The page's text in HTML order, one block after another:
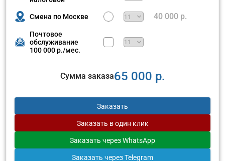
Смена по Москве 40 000 р.
Почтовое
обслуживание
100 000 р./мес.
Сумма заказа65 000 р.
Заказать
Заказать в один клик
Заказать через WhatsApp
Заказать через Telegram